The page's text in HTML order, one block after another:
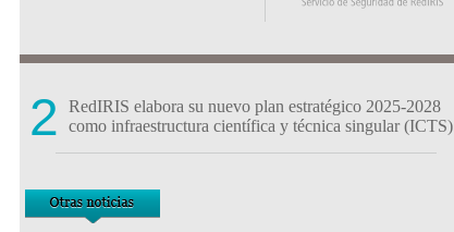
2
RedIRIS elabora su nuevo plan estratégico 2025-2028
como infraestructura científica y técnica singular (ICTS)